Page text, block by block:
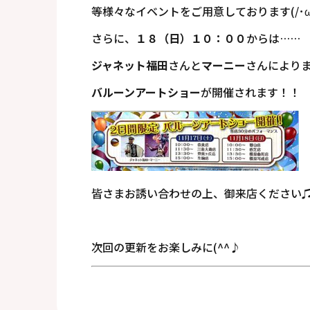
等様々なイベントをご用意しております(/
さらに、 １８（日）１０：００からは……
ジャネット福田さんとマーニーさんによりま
バルーンアートショーが開催されます！！
皆さまお誘い合わせの上、御来店ください
次回の更新をお楽しみに(^^♪